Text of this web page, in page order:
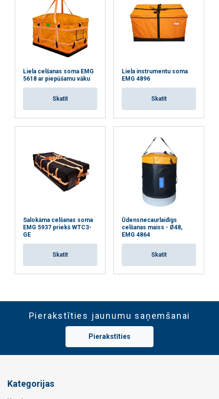
Liela celšanas soma EMG
5618 ar piepūšamu vāku
Skatīt
Liela instrumentu soma
EMG 4896
Skatīt
Salokāma celšanas soma
EMG 5937 priekš WTC3-
GE
Skatīt
Ūdensnecaurlaidīgs
celšanas maiss - Ø48,
EMG 4864
Skatīt
Pierakstīties jaunumu saņemšanai
Pierakstīties
Kategorijas
ATTEIKTIES NO VISIEM
RĀDĪT DETAĻAS